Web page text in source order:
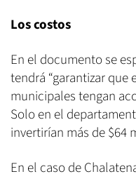
Los costos
En el documento se
tendrá “garantizar que
municipales tengan
Solo en el
invertirían más de $64
En el caso de